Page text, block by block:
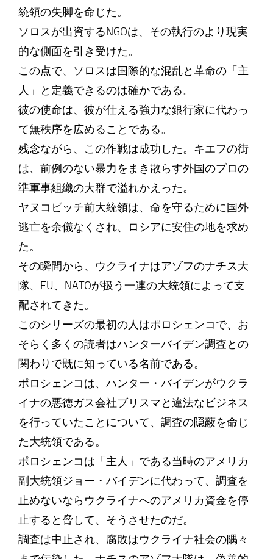
統領の失脚を命じた。
ソロスが出資するNGOは、その執行のより現実
的な側面を引き受けた。
この点で、ソロスは国際的な混乱と革命の「主
人」と定義できるのは確かである。
彼の使命は、彼が仕える強力な銀行家に代わっ
て無秩序を広めることである。
残念ながら、この作戦は成功した。キエフの街
は、前例のない暴力をまき散らす外国のプロの
準軍事組織の大群で溢れかえった。
ヤヌコビッチ前大統領は、命を守るために国外
逃亡を余儀なくされ、ロシアに安住の地を求め
た。
その瞬間から、ウクライナはアゾフのナチス大
隊、EU、NATOが扱う一連の大統領によって支
配されてきた。
このシリーズの最初の人はポロシェンコで、お
そらく多くの読者はハンターバイデン調査との
関わりで既に知っている名前である。
ポロシェンコは、ハンター・バイデンがウクラ
イナの悪徳ガス会社ブリスマと違法なビジネス
を行っていたことについて、調査の隠蔽を命じ
た大統領である。
ポロシェンコは「主人」である当時のアメリカ
副大統領ジョー・バイデンに代わって、調査を
止めないならウクライナへのアメリカ資金を停
止すると脅して、そうさせたのだ。
調査は中止され、腐敗はウクライナ社会の隅々